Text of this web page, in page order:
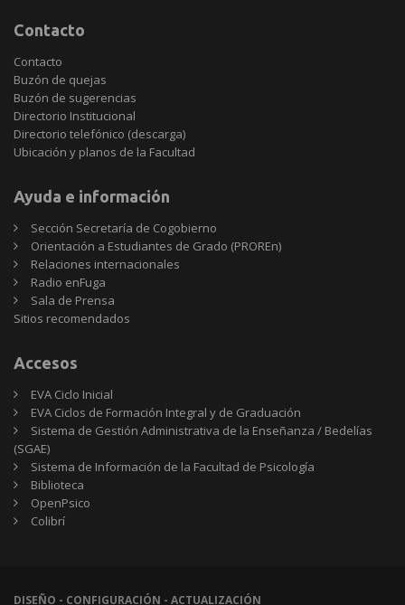
Contacto
Contacto
Buzón de quejas
Buzón de sugerencias
Directorio Institucional
Directorio telefónico (descarga)
Ubicación y planos de la Facultad
Ayuda e información
Sección Secretaría de Cogobierno
Orientación a Estudiantes de Grado (PROREn)
Relaciones internacionales
Radio enFuga
Sala de Prensa
Sitios
Sitios recomendados
Accesos
EVA Ciclo Inicial
EVA Ciclos de Formación Integral y de Graduación
Sistema de Gestión Administrativa de la Enseñanza / Bedelías
(SGAE)
Sistema de Información de la Facultad de Psicología
Biblioteca
OpenPsico
Colibrí
DISEÑO - CONFIGURACIÓN - ACTUALIZACIÓN